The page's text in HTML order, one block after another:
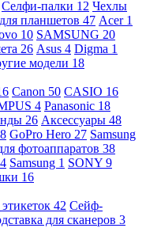
Селфи-палки 12 Чехлы
планшетов 47 Acer 1
10 SAMSUNG 20
26 Asus 4 Digma 1
модели 18
Canon 50 CASIO 16
4 Panasonic 18
26 Аксессуары 48
8 GoPro Hero 27 Samsung
фотоаппаратов 38
4 Samsung 1 SONY 9
16
42 Сейф-
для сканеров 3